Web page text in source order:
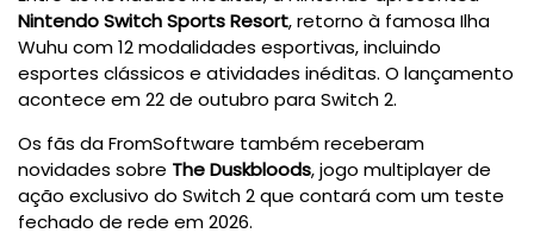
Nintendo Switch Sports Resort, retorno à famosa Ilha
Wuhu com 12 modalidades esportivas, incluindo
esportes clássicos e atividades inéditas. O lançamento
acontece em 22 de outubro para Switch 2.
Os fãs da FromSoftware também receberam
novidades sobre The Duskbloods, jogo multiplayer de
ação exclusivo do Switch 2 que contará com um teste
fechado de rede em 2026.